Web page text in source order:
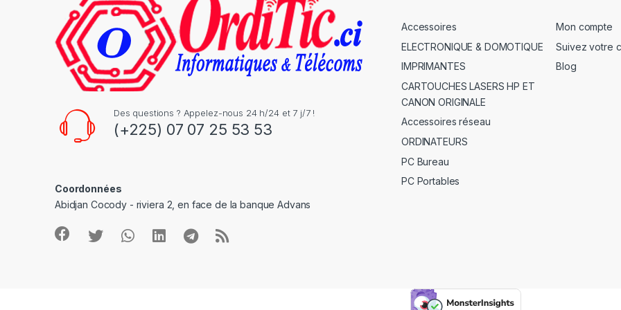
Des questions ? Appelez-nous 24 h/24 et 7 j/7 !
(+225) 07 07 25 53 53
Coordonnées
Abidjan Cocody - riviera 2, en face de la banque Advans
Accessoires
ELECTRONIQUE & DOMOTIQUE
IMPRIMANTES
CARTOUCHES LASERS HP ET
CANON ORIGINALE
Accessoires réseau
ORDINATEURS
PC Bureau
PC Portables
Mon compte
Suivez votre
Blog